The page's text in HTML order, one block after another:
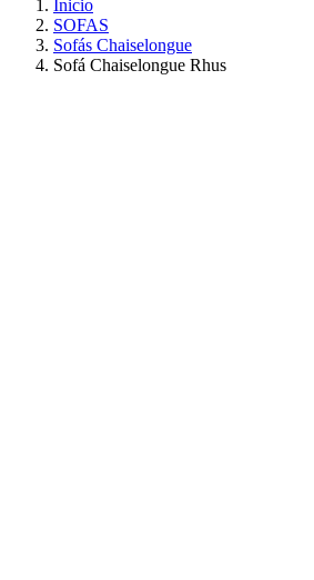
Inicio
SOFAS
Sofás Chaiselongue
Sofá Chaiselongue Rhus